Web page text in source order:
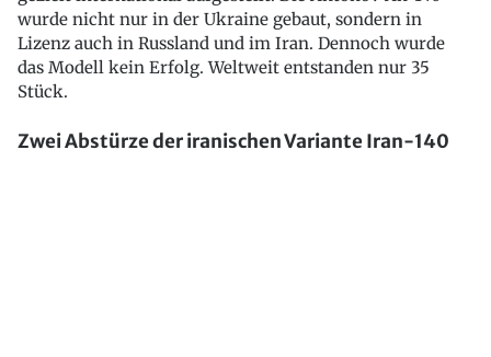
wurde nicht nur in der Ukraine gebaut, sondern in
Lizenz auch in Russland und im Iran. Dennoch wurde
das Modell kein Erfolg. Weltweit entstanden nur 35
Stück.
Zwei Abstürze der iranischen Variante Iran-140